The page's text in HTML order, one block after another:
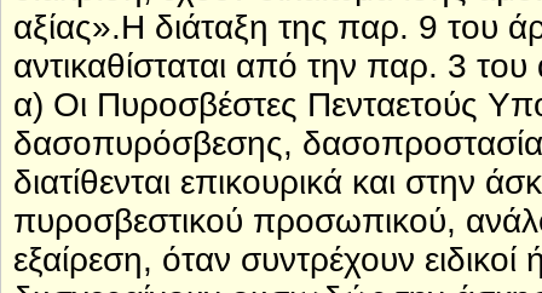
αξίας».Η διάταξη της παρ. 9 του
αντικαθίσταται από την παρ. 3
α) Οι Πυροσβέστες Πενταετούς
δασοπυρόσβεσης,
διατίθενται επικουρικά και στην
πυροσβεστικού προσωπικού,
εξαίρεση, όταν συντρέχουν